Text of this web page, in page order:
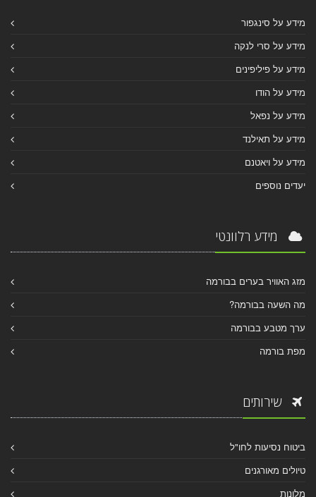
מידע על סינגפור
מידע על סרי לנקה
מידע על פיליפינים
מידע על הודו
מידע על נפאל
מידע על תאילנד
מידע על ויאטנם
יעדים נוספים
מידע רלוונטי
מזג האוויר בערים בבורמה
מה השעה בבורמה?
ערך מטבע בבורמה
מפת בורמה
שירותים
ביטוח נסיעות לחו"ל
טיולים מאורגנים
מלונות